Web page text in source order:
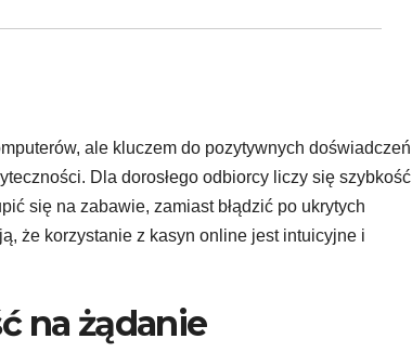
ale kluczem do pozytywnych doświadczeń
Dla dorosłego odbiorcy liczy się szybkość
się na zabawie, zamiast błądzić po ukrytych
że korzystanie z kasyn online jest intuicyjne i
na żądanie